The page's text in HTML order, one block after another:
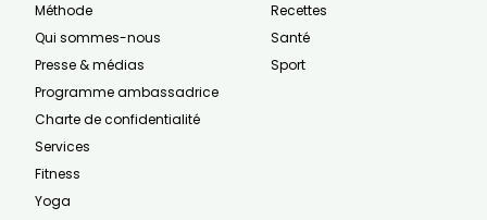
Méthode
Qui sommes-nous
Presse & médias
Programme ambassadrice
Charte de confidentialité
Services
Fitness
Yoga
Recettes
Santé
Sport